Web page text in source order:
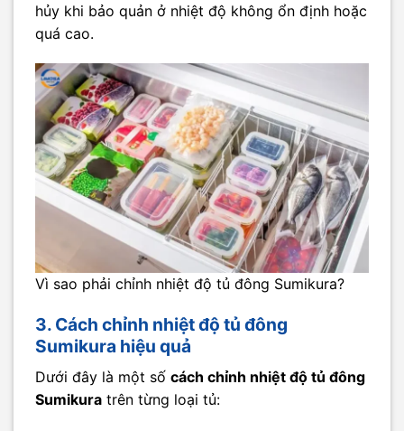
hủy khi bảo quản ở nhiệt độ không ổn định hoặc
quá cao.
Vì sao phải chỉnh nhiệt độ tủ đông Sumikura?
3. Cách chỉnh nhiệt độ tủ đông
Sumikura hiệu quả
Dưới đây là một số cách chỉnh nhiệt độ tủ đông
Sumikura trên từng loại tủ: